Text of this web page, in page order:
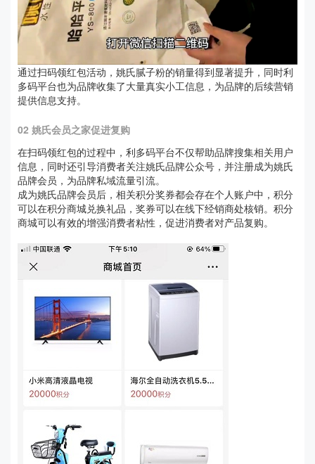
通过扫码领红包活动，姚氏腻子粉的销量得到显著提升，同时利
多码平台也为品牌收集了大量真实小工信息，为品牌的后续营销
提供信息支持。
02 姚氏会员之家促进复购
在扫码领红包的过程中，利多码平台不仅帮助品牌搜集相关用户
信息，同时还引导消费者关注姚氏品牌公众号，并注册成为姚氏
品牌会员，为品牌私域流量引流。
成为姚氏品牌会员后，相关积分奖券都会存在个人账户中，积分
可以在积分商城兑换礼品，奖券可以在线下经销商处核销。积分
商城可以有效的增强消费者粘性，促进消费者对产品复购。